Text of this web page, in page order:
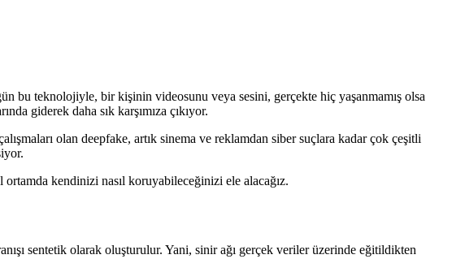
bu teknolojiyle, bir kişinin videosunu veya sesini, gerçekte hiç yaşanmamış olsa
giderek daha sık karşımıza çıkıyor.
olan deepfake, artık sinema ve reklamdan siber suçlara kadar çok çeşitli
kendinizi nasıl koruyabileceğinizi ele alacağız.
sentetik olarak oluşturulur. Yani, sinir ağı gerçek veriler üzerinde eğitildikten